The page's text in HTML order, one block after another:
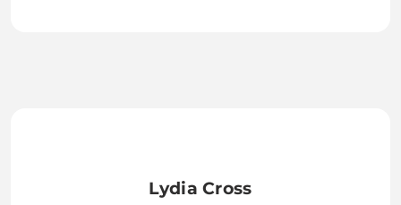
Lydia Cross